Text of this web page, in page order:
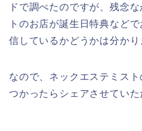
ドで調べたのですが、残念
トのお店が誕生日特典など
信しているかどうかは分かり
なので、ネックエステミス
つかったらシェアさせていた